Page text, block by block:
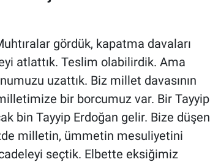
gördük, kapatma davaları
atlattık. Teslim olabilirdik. Ama
uzattık. Biz millet davasının
bir borcumuz var. Bir Tayyip
bin Tayyip Erdoğan gelir. Bize düşen
milletin, ümmetin mesuliyetini
seçtik. Elbette eksiğimiz